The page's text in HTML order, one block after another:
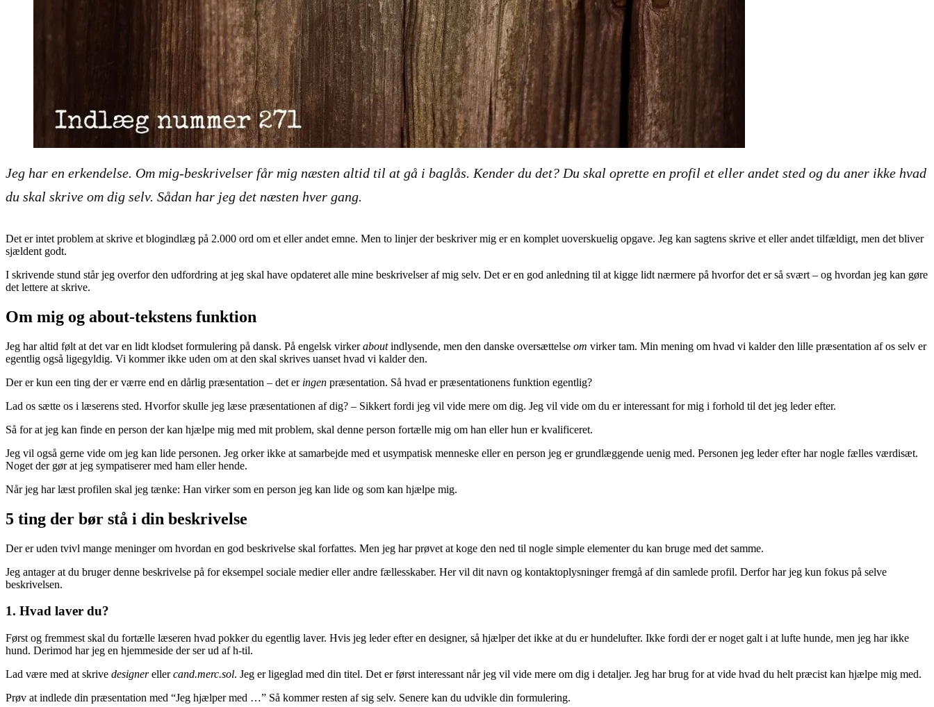
Jeg har en erkendelse. Om mig-beskrivelser får mig næsten altid til at gå i baglås. Kender du det? Du skal oprette en profil et eller andet sted og du aner ikke hvad
du skal skrive om dig selv. Sådan har jeg det næsten hver gang.
Det er intet problem at skrive et blogindlæg på 2.000 ord om et eller andet emne. Men to linjer der beskriver mig er en komplet uoverskuelig opgave. Jeg kan sagtens skrive et eller andet tilfældigt, men det bliver
sjældent godt.
I skrivende stund står jeg overfor den udfordring at jeg skal have opdateret alle mine beskrivelser af mig selv. Det er en god anledning til at kigge lidt nærmere på hvorfor det er så svært – og hvordan jeg kan gøre
det lettere at skrive.
Om mig og about-tekstens funktion
Jeg har altid følt at det var en lidt klodset formulering på dansk. På engelsk virkeraboutindlysende, men den danske oversættelse om virker tam. Min mening om hvad vi kalder den lille præsentation af os selv er
egentlig også ligegyldig. Vi kommer ikke uden om at den skal skrives uanset hvad vi kalder den.
Der er kun een ting der er værre end en dårlig præsentation – det er ingen præsentation. Så hvad er præsentationens funktion egentlig?
Lad os sætte os i læserens sted. Hvorfor skulle jeg læse præsentationen af dig? – Sikkert fordi jeg vil vide mere om dig. Jeg vil vide om du er interessant for mig i forhold til det jeg leder efter.
Så for at jeg kan finde en person der kan hjælpe mig med mit problem, skal denne person fortælle mig om han eller hun er kvalificeret.
Jeg vil også gerne vide om jeg kan lide personen. Jeg orker ikke at samarbejde med et usympatisk menneske eller en person jeg er grundlæggende uenig med. Personen jeg leder efter har nogle fælles værdisæt.
Noget der gør at jeg sympatiserer med ham eller hende.
Når jeg har læst profilen skal jeg tænke: Han virker som en person jeg kan lide og som kan hjælpe mig.
5 ting der bør stå i din beskrivelse
Der er uden tvivl mange meninger om hvordan en god beskrivelse skal forfattes. Men jeg har prøvet at koge den ned til nogle simple elementer du kan bruge med det samme.
Jeg antager at du bruger denne beskrivelse på for eksempel sociale medier eller andre fællesskaber. Her vil dit navn og kontaktoplysninger fremgå af din samlede profil. Derfor har jeg kun fokus på selve
beskrivelsen.
1. Hvad laver du?
Først og fremmest skal du fortælle læseren hvad pokker du egentlig laver. Hvis jeg leder efter en designer, så hjælper det ikke at du er hundelufter. Ikke fordi der er noget galt i at lufte hunde, men jeg har ikke
hund. Derimod har jeg en hjemmeside der ser ud af h-til.
Lad være med at skrive designerellercand.merc.sol. Jeg er ligeglad med din titel. Det er først interessant når jeg vil vide mere om dig i detaljer. Jeg har brug for at vide hvad du helt præcist kan hjælpe mig med.
Prøv at indlede din præsentation med “Jeg hjælper med …” Så kommer resten af sig selv. Senere kan du udvikle din formulering.